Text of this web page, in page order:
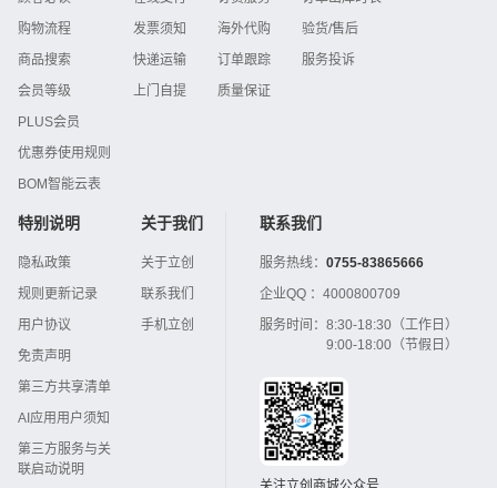
购物流程
商品搜索
会员等级
PLUS会员
优惠券使用规则
BOM智能云表
发票须知
快递运输
上门自提
海外代购
订单跟踪
质量保证
验货/售后
服务投诉
特别说明
隐私政策
规则更新记录
用户协议
免责声明
第三方共享清单
AI应用用户须知
第三方服务与关
联启动说明
关于我们
关于立创
联系我们
手机立创
联系我们
服务热线： 0755-83865666
企业QQ ： 4000800709
服务时间： 8:30-18:30（工作日）
9:00-18:00（节假日）